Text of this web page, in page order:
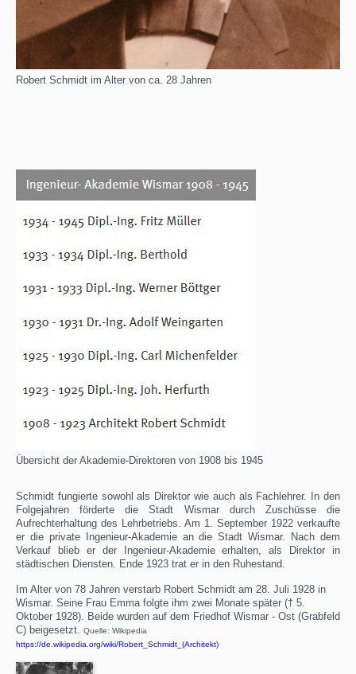
Robert Schmidt im Alter von ca. 28 Jahren
Übersicht der Akademie-Direktoren von 1908 bis 1945
Schmidt fungierte sowohl als Direktor wie auch als Fachlehrer. In den
Folgejahren förderte die Stadt Wismar durch Zuschüsse die
Aufrechterhaltung des Lehrbetriebs. Am 1. September 1922 verkaufte
er die private Ingenieur-Akademie an die Stadt Wismar. Nach dem
Verkauf blieb er der Ingenieur-Akademie erhalten, als Direktor in
städtischen Diensten. Ende 1923 trat er in den Ruhestand.
Im Alter von 78 Jahren verstarb Robert Schmidt am 28. Juli 1928 in
Wismar. Seine Frau Emma folgte ihm zwei Monate später († 5.
Oktober 1928). Beide wurden auf dem Friedhof Wismar - Ost (Grabfeld
C) beigesetzt.
Quelle: Wikipedia
https://de.wikipedia.org/wiki/Robert_Schmidt_(Architekt)